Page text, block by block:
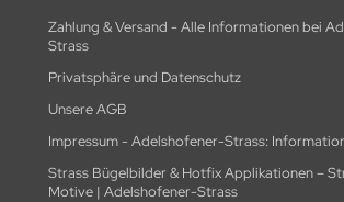
Zahlung & Versand - Alle Informationen bei
Strass
Privatsphäre und Datenschutz
Unsere AGB
Impressum - Adelshofener-Strass:
Strass Bügelbilder & Hotfix Applikationen –
Motive | Adelshofener-Strass